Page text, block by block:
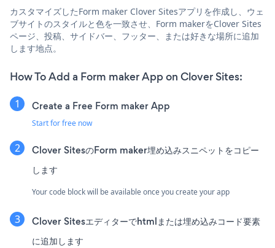
カスタマイズしたForm maker Clover Sitesアプリを作成し、ウェ
ブサイトのスタイルと色を一致させ、Form makerをClover Sites
ページ、投稿、サイドバー、フッター、または好きな場所に追加
します地点。
How To Add a Form maker App on Clover Sites:
Create a Free Form maker App
Start for free now
Clover SitesのForm maker埋め込みスニペットをコピー
します
Your code block will be available once you create your app
Clover Sitesエディターでhtmlまたは埋め込みコード要素
に追加します